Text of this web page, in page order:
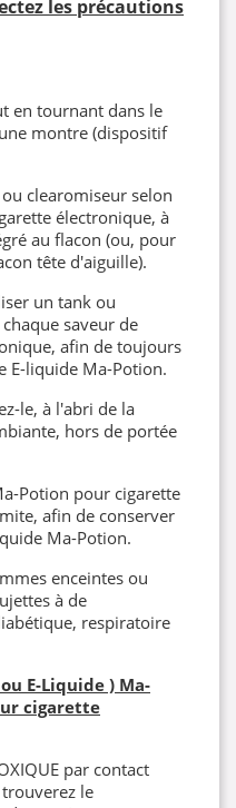
les précautions
en tournant dans le
montre (dispositif
clearomiseur selon
électronique, à
au flacon (ou, pour
tête d'aiguille).
un tank ou
saveur de
afin de toujours
E-liquide Ma-Potion.
le, à l'abri de la
hors de portée
Potion pour cigarette
afin de conserver
Ma-Potion.
enceintes ou
à de
respiratoire
E-Liquide ) Ma-
cigarette
par contact
le